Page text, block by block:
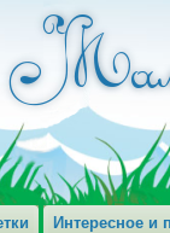
Интересное и